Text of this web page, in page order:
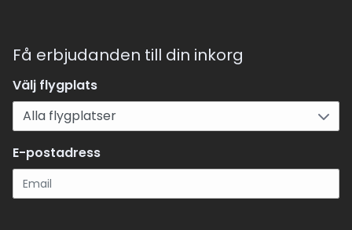
Få erbjudanden till din inkorg
Välj flygplats
E-postadress